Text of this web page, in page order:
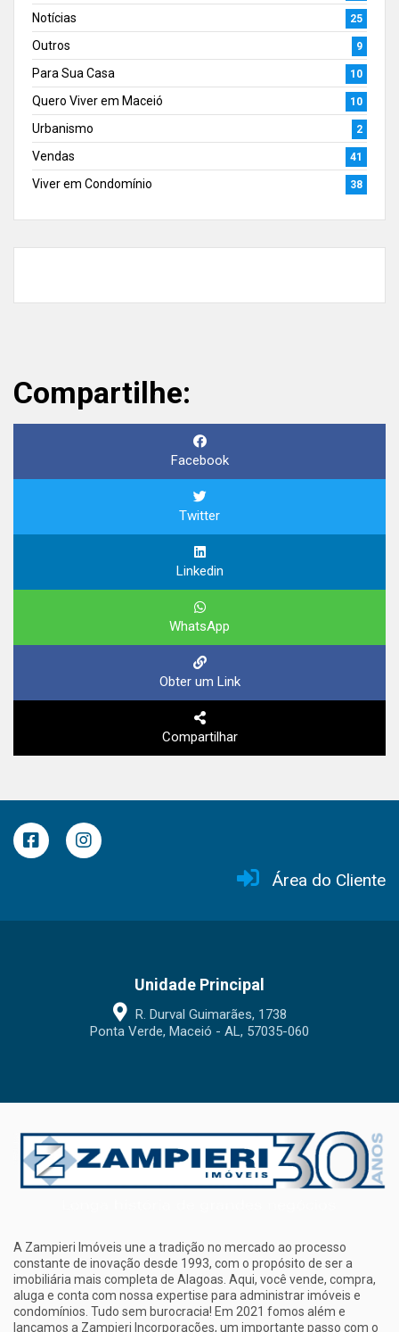
Notícias 25
Outros 9
Para Sua Casa 10
Quero Viver em Maceió 10
Urbanismo 2
Vendas 41
Viver em Condomínio 38
Compartilhe:
Facebook
Twitter
Linkedin
WhatsApp
Obter um Link
Compartilhar
Área do Cliente
Unidade Principal
R. Durval Guimarães, 1738
Ponta Verde, Maceió - AL, 57035-060
A Zampieri Imóveis une a tradição no mercado ao processo
constante de inovação desde 1993, com o propósito de ser a
imobiliária mais completa de Alagoas. Aqui, você vende, compra,
aluga e conta com nossa expertise para administrar imóveis e
condomínios. Tudo sem burocracia! Em 2021 fomos além e
lançamos a Zampieri Incorporações, um importante passo com o